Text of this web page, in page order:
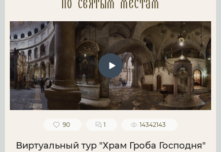
по святым местам
90 1 14342143
Виртуальный тур "Храм Гроба Господня"